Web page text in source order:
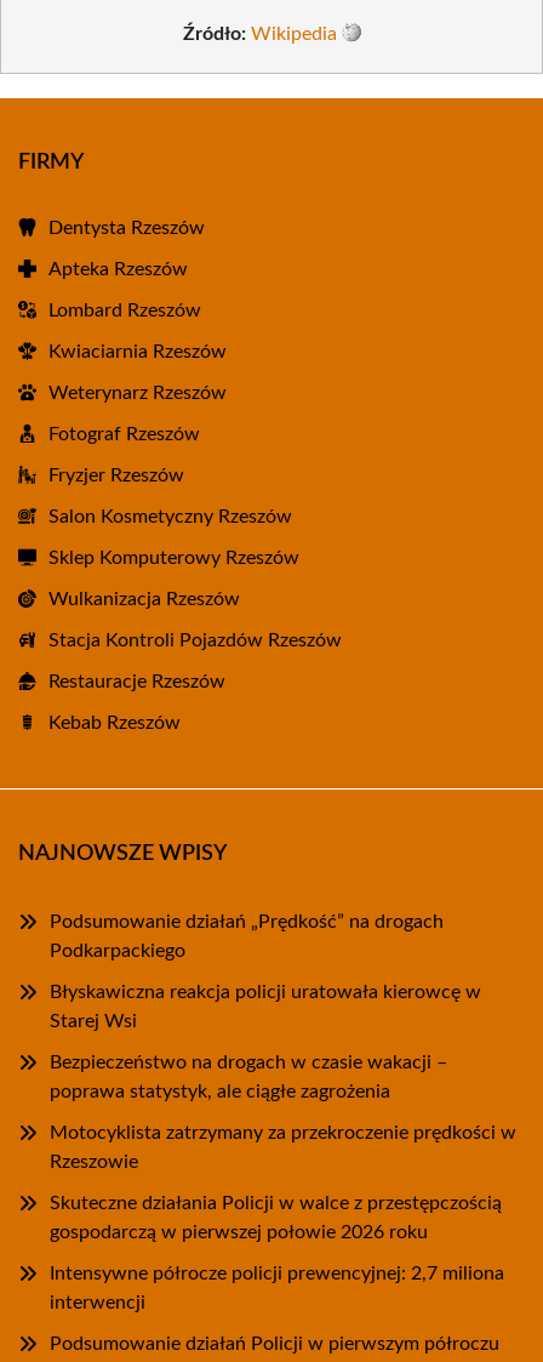
Źródło: Wikipedia
FIRMY
Dentysta Rzeszów
Apteka Rzeszów
Lombard Rzeszów
Kwiaciarnia Rzeszów
Weterynarz Rzeszów
Fotograf Rzeszów
Fryzjer Rzeszów
Salon Kosmetyczny Rzeszów
Sklep Komputerowy Rzeszów
Wulkanizacja Rzeszów
Stacja Kontroli Pojazdów Rzeszów
Restauracje Rzeszów
Kebab Rzeszów
NAJNOWSZE WPISY
Podsumowanie działań „Prędkość” na drogach
Podkarpackiego
Błyskawiczna reakcja policji uratowała kierowcę w
Starej Wsi
Bezpieczeństwo na drogach w czasie wakacji –
poprawa statystyk, ale ciągłe zagrożenia
Motocyklista zatrzymany za przekroczenie prędkości w
Rzeszowie
Skuteczne działania Policji w walce z przestępczością
gospodarczą w pierwszej połowie 2026 roku
Intensywne półrocze policji prewencyjnej: 2,7 miliona
interwencji
Podsumowanie działań Policji w pierwszym półroczu